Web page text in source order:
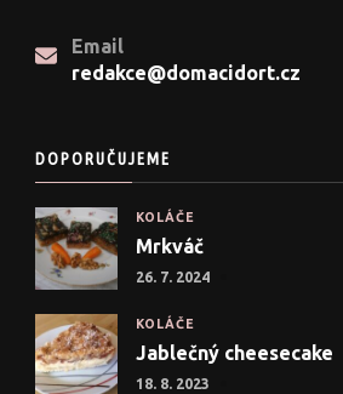
Email
redakce@domacidort.cz
DOPORUČUJEME
KOLÁČE
Mrkváč
26. 7. 2024
KOLÁČE
Jablečný cheesecake
18. 8. 2023